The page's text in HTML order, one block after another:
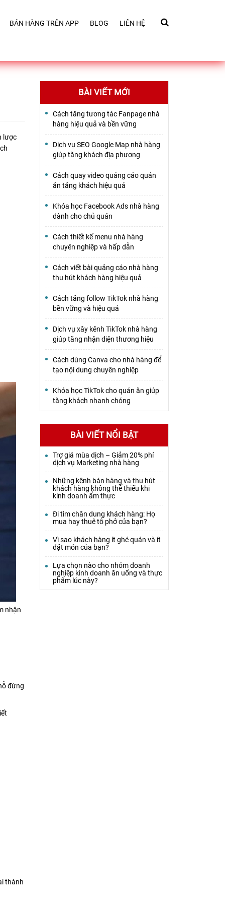
BÁN HÀNG TRÊN APP BLOG LIÊN HỆ
lược
nhận
đứng
thành
BÀI VIẾT MỚI
Cách tăng tương tác Fanpage nhà
hàng hiệu quả và bền vững
Dịch vụ SEO Google Map nhà hàng
giúp tăng khách địa phương
Cách quay video quảng cáo quán
ăn tăng khách hiệu quả
Khóa học Facebook Ads nhà hàng
dành cho chủ quán
Cách thiết kế menu nhà hàng
chuyên nghiệp và hấp dẫn
Cách viết bài quảng cáo nhà hàng
thu hút khách hàng hiệu quả
Cách tăng follow TikTok nhà hàng
bền vững và hiệu quả
Dịch vụ xây kênh TikTok nhà hàng
giúp tăng nhận diện thương hiệu
Cách dùng Canva cho nhà hàng để
tạo nội dung chuyên nghiệp
Khóa học TikTok cho quán ăn giúp
tăng khách nhanh chóng
BÀI VIẾT NỔI BẬT
Trợ giá mùa dịch – Giảm 20% phí
dịch vụ Marketing nhà hàng
Những kênh bán hàng và thu hút
khách hàng không thể thiếu khi
kinh doanh ẩm thực
Đi tìm chân dung khách hàng: Họ
mua hay thuê tô phở của bạn?
Vì sao khách hàng ít ghé quán và ít
đặt món của bạn?
Lựa chọn nào cho nhóm doanh
nghiệp kinh doanh ăn uống và thực
phẩm lúc này?